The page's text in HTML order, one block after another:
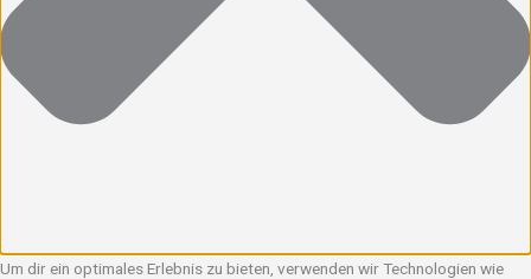
Um dir ein optimales Erlebnis zu bieten, verwenden wir Technologien wie